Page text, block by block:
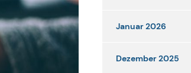
Januar 2026
Dezember 2025